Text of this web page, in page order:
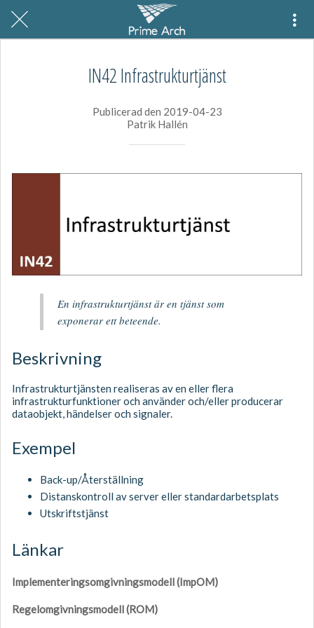
IN42 Infrastrukturtjänst
Publicerad den 2019-04-23
Patrik Hallén
En infrastrukturtjänst är en tjänst som
exponerar ett beteende.
Beskrivning
Infrastrukturtjänsten realiseras av en eller flera
infrastrukturfunktioner och använder och/eller producerar
dataobjekt, händelser och signaler.
Exempel
Back-up/Återställning
Distanskontroll av server eller standardarbetsplats
Utskriftstjänst
Länkar
Implementeringsomgivningsmodell (ImpOM)
Regelomgivningsmodell (ROM)